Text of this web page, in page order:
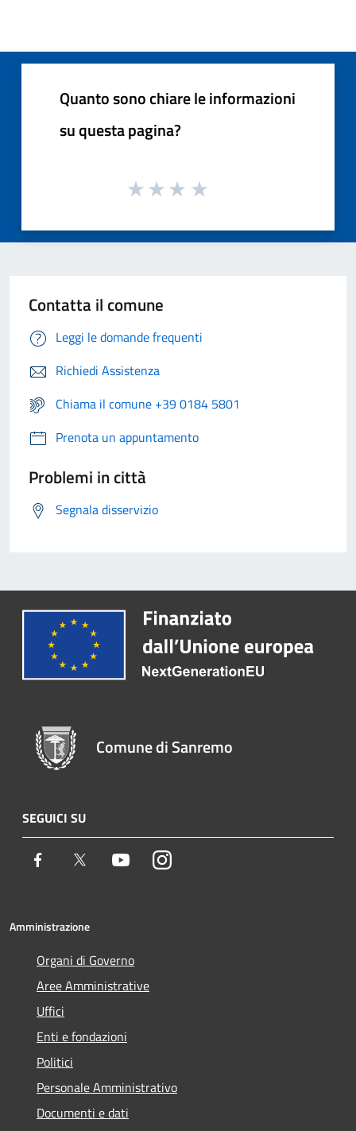
Quanto sono chiare le informazioni
su questa pagina?
Contatta il comune
Leggi le domande frequenti
Richiedi Assistenza
Chiama il comune +39 0184 5801
Prenota un appuntamento
Problemi in città
Segnala disservizio
Comune di Sanremo
SEGUICI SU
Facebook Twitter YoutubeInstagram
Amministrazione
Organi di Governo
Aree Amministrative
Uffici
Enti e fondazioni
Politici
Personale Amministrativo
Documenti e dati